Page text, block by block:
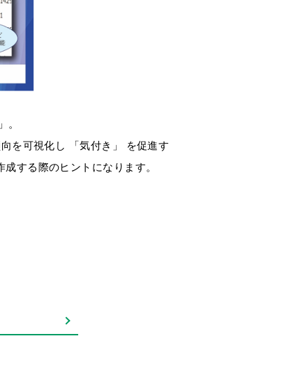
。
を可視化し 「気付き」 を促進す
する際のヒントになります。